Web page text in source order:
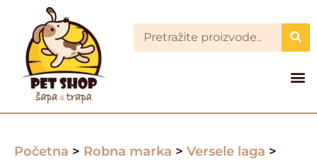
Početna > Robna marka > Versele laga >